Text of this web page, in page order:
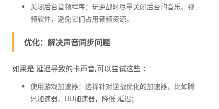
关闭后台音频程序：玩逆战时尽量关闭后台的音乐、视
频软件，避免它们占用音频资源。
优化：解决声音同步问题
如果是 延迟导致的卡声音,可以尝试这些 ：
使用游戏加速器：选择针对逆战优化的加速器，比如腾
讯加速器、UU加速器，降低 延迟；